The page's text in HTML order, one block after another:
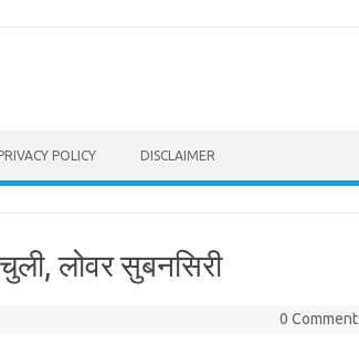
POLICY DISCLAIMER
लोवर सुबनसिरी
0 Comment